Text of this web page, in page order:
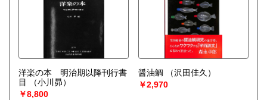
洋楽の本 明治期以降刊行書
目
（小川昴）
￥8,800
醤油鯛
（沢田佳久）
￥2,970